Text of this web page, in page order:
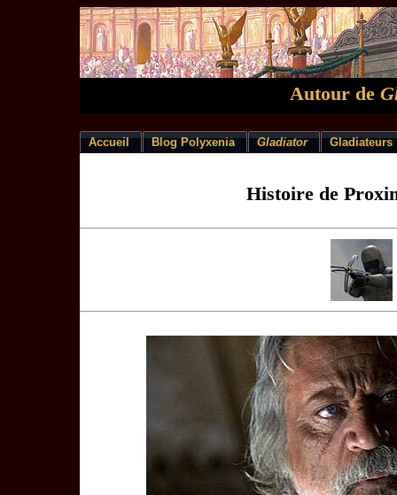
Autour de
Accueil Blog Polyxenia Gladiator Gladiateurs
Histoire de